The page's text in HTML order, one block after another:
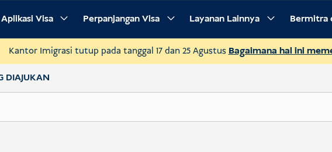
Aplikasi Visa Perpanjangan Visa Layanan Lainnya Bermitra
Kantor Imigrasi tutup pada tanggal 17 dan 25 Agustus Bagaimana hal ini
DIAJUKAN